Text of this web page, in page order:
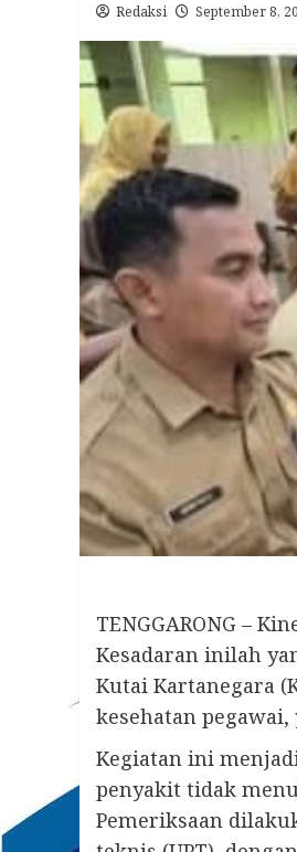
Redaksi September 8,
TENGGARONG –
Kesadaran inilah
Kutai Kartanegara
kesehatan pegawai,
Kegiatan ini
penyakit tidak
Pemeriksaan